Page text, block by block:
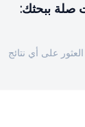
صلة ببحثك:
على أي نتائج